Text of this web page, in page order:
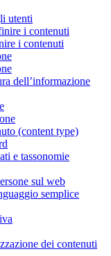
utenti
i contenuti
i contenuti
dell’informazione
(content type)
e tassonomie
sul web
semplice
dei contenuti